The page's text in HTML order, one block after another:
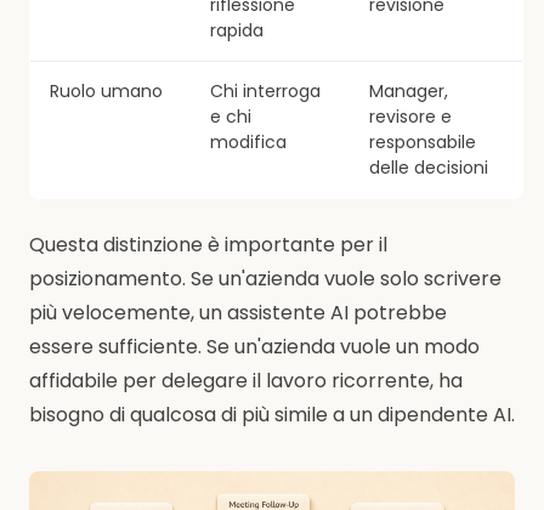
riflessione
rapida
revisione
Ruolo umano
Chi interroga
e chi
modifica
Manager,
revisore e
responsabile
delle decisioni
Questa distinzione è importante per il
posizionamento. Se un'azienda vuole solo scrivere
più velocemente, un assistente AI potrebbe
essere sufficiente. Se un'azienda vuole un modo
affidabile per delegare il lavoro ricorrente, ha
bisogno di qualcosa di più simile a un dipendente AI.